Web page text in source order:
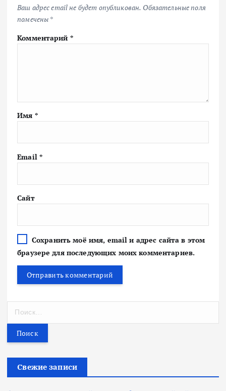
Ваш адрес email не будет опубликован. Обязательные поля
помечены *
Комментарий *
Имя *
Email *
Сайт
Сохранить моё имя, email и адрес сайта в этом
браузере для последующих моих комментариев.
т
Свежие записи